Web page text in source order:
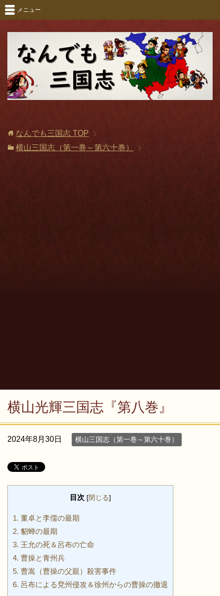
メニュー
なんでも三国志 TOP
横山三国志（第一巻～第六十巻）
横山光輝三国志『第八巻』
2024年8月30日 横山三国志（第一巻～第六十巻）
目次 [閉じる]
1. 董卓と李儒の最期
2. 貂蝉の最期
3. 王允の死＆呂布の亡命
4. 曹操と青州兵
5. 曹嵩（曹操の父親）殺害事件
6. 呂布による兗州侵攻＆徐州からの曹操の撤退